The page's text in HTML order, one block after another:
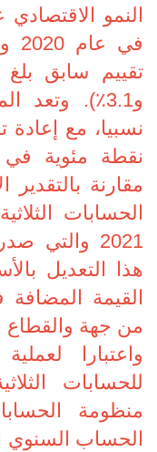
نقطة مئوية في
مقارنة
الحسابات
هذا التعديل
القيمة
من جهة
واعتبارا
للحسابات
منظومة